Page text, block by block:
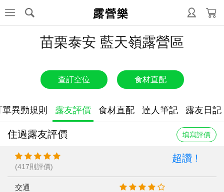
露營樂
苗栗泰安 藍天嶺露營區
查訂空位 食材直配
單異動規則 露友評價 食材直配 達人筆記 露友日記
住過露友評價 填寫評價
(417則評價)
超讚 !
交通